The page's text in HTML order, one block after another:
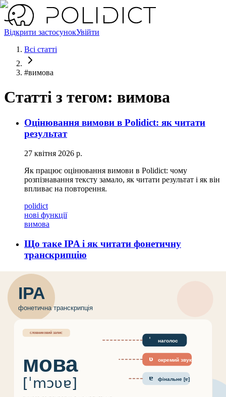
Відкрити застосунокУвійти
Всі статті
#вимова
Статті з тегом: вимова
Оцінювання вимови в Polidict: як читати
результат
27 квітня 2026 р.
Як працює оцінювання вимови в Polidict: чому
розпізнавання тексту замало, як читати результат і як він
впливає на повторення.
polidict
нові функції
вимова
Що таке IPA і як читати фонетичну
транскрипцію
3 квітня 2026 р.
Практичний гід з IPA: що означають символи, як
помічати наголос і довготу, з чого почати читання
транскрипції і як тренувати вимову з реальною користю.
вимова
словниковий запас
Будьмо на звʼязку
Отримуйте оновлення продукту й новини про нові функції.